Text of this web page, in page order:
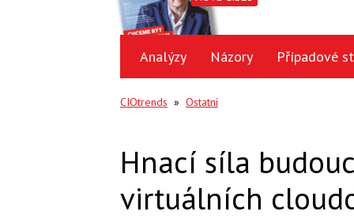
Analýzy Názory Případové
CIOtrends » Ostatní
Hnací síla
virtuálních